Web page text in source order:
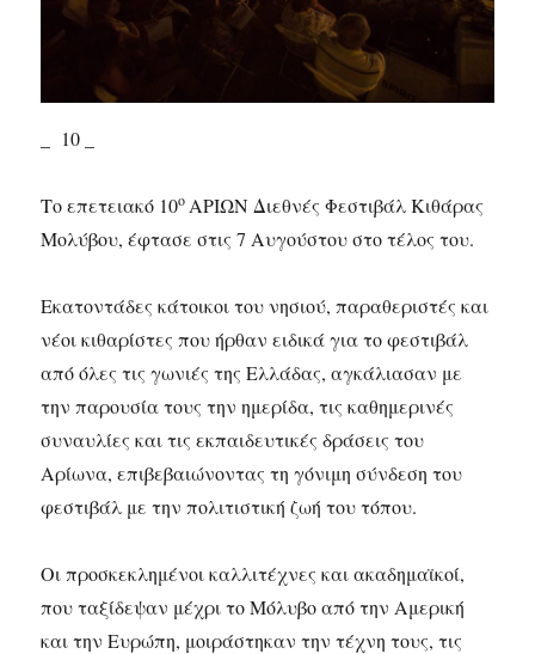
_ 10 _
Το επετειακό 10ο ΑΡΙΩΝ Διεθνές Φεστιβάλ Κιθάρας
Μολύβου, έφτασε στις 7 Αυγούστου στο τέλος του.
Εκατοντάδες κάτοικοι του νησιού, παραθεριστές και
νέοι κιθαρίστες που ήρθαν ειδικά για το φεστιβάλ
από όλες τις γωνιές της Ελλάδας, αγκάλιασαν με
την παρουσία τους την ημερίδα, τις καθημερινές
συναυλίες και τις εκπαιδευτικές δράσεις του
Αρίωνα, επιβεβαιώνοντας τη γόνιμη σύνδεση του
φεστιβάλ με την πολιτιστική ζωή του τόπου.
Οι προσκεκλημένοι καλλιτέχνες και ακαδημαϊκοί,
που ταξίδεψαν μέχρι το Μόλυβο από την Αμερική
και την Ευρώπη, μοιράστηκαν την τέχνη τους, τις